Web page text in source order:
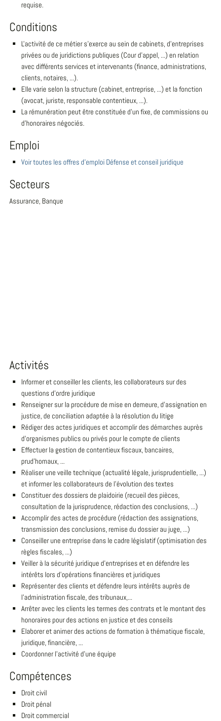
requise.
Conditions
L'activité de ce métier s'exerce au sein de cabinets, d'entreprises
privées ou de juridictions publiques (Cour d'appel, ...) en relation
avec différents services et intervenants (finance, administrations,
clients, notaires, ...).
Elle varie selon la structure (cabinet, entreprise, ...) et la fonction
(avocat, juriste, responsable contentieux, ...).
La rémunération peut être constituée d'un fixe, de commissions ou
d'honoraires négociés.
Emploi
Voir toutes les offres d'emploi Défense et conseil juridique
Secteurs
Assurance, Banque
Activités
Informer et conseiller les clients, les collaborateurs sur des
questions d'ordre juridique
Renseigner sur la procédure de mise en demeure, d'assignation en
justice, de conciliation adaptée à la résolution du litige
Rédiger des actes juridiques et accomplir des démarches auprès
d'organismes publics ou privés pour le compte de clients
Effectuer la gestion de contentieux fiscaux, bancaires,
prud'homaux, ...
Réaliser une veille technique (actualité légale, jurisprudentielle, ...)
et informer les collaborateurs de l'évolution des textes
Constituer des dossiers de plaidoirie (recueil des pièces,
consultation de la jurisprudence, rédaction des conclusions, ...)
Accomplir des actes de procédure (rédaction des assignations,
transmission des conclusions, remise du dossier au juge, ...)
Conseiller une entreprise dans le cadre législatif (optimisation des
règles fiscales, ...)
Veiller à la sécurité juridique d'entreprises et en défendre les
intérêts lors d'opérations financières et juridiques
Représenter des clients et défendre leurs intérêts auprès de
l'administration fiscale, des tribunaux,...
Arrêter avec les clients les termes des contrats et le montant des
honoraires pour des actions en justice et des conseils
Elaborer et animer des actions de formation à thématique fiscale,
juridique, financière, ...
Coordonner l'activité d'une équipe
Compétences
Droit civil
Droit pénal
Droit commercial